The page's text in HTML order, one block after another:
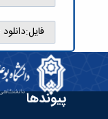
فایل:
پیوندها